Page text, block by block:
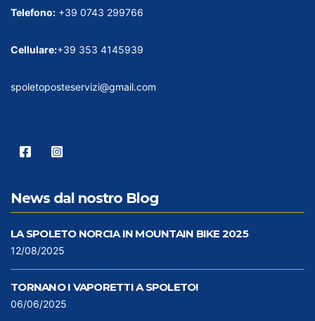
Telefono: +39 0743 299766
Cellulare:+39 353 4145939
spoletoposteservizi@gmail.com
News dal nostro Blog
LA SPOLETO NORCIA IN MOUNTAIN BIKE 2025
12/08/2025
TORNANO I VAPORETTI A SPOLETO!
06/06/2025